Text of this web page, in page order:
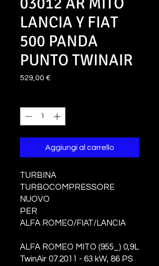
LANCIA Y FIAT
500 PANDA
PUNTO TWINAIR
529,00 €
Aggiungi al carrello
TURBINA
TURBOCOMPRESSORE
NUOVO
PER
ALFA ROMEO/FIAT/LANCIA
ALFA ROMEO MITO (955_) 0,9L
TwinAir 07.2011 - 63 kW, 86 PS